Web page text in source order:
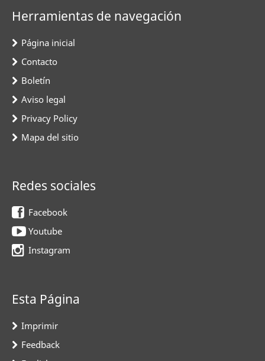
Herramientas de navegación
Página inicial
Contacto
Boletín
Aviso legal
Privacy Policy
Mapa del sitio
Redes sociales
Facebook
Youtube
Instagram
Esta Página
Imprimir
Feedback